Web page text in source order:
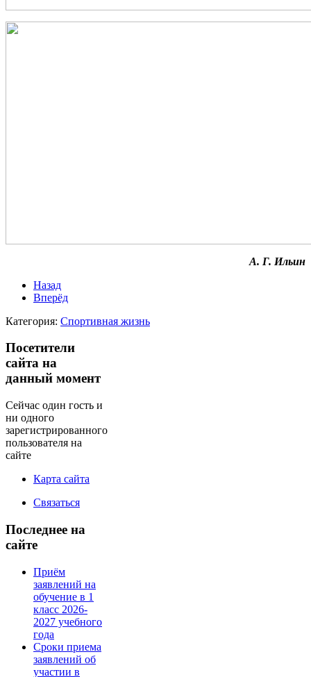
А. Г. Ильин
Назад
Вперёд
Категория: Спортивная жизнь
Посетители
сайта на
данный момент
Сейчас один гость и
ни одного
зарегистрированного
пользователя на
сайте
Карта сайта
Связаться
Последнее на
сайте
Приём
заявлений на
обучение в 1
класс 2026-
2027 учебного
года
Сроки приема
заявлений об
участии в